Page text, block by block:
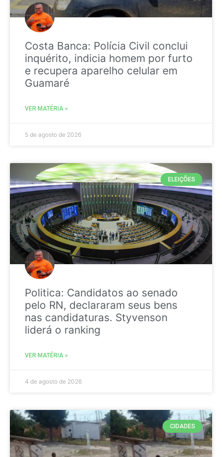
Costa Banca: Polícia Civil conclui
inquérito, indicia homem por furto
e recupera aparelho celular em
Guamaré
VER MATÉRIA »
5 de agosto de 2026
ELEIÇÕES
Politica: Candidatos ao senado
pelo RN, declararam seus bens
nas candidaturas. Styvenson
liderá o ranking
VER MATÉRIA »
4 de agosto de 2026
CIDADES